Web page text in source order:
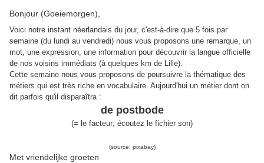
Bonjour (Goeiemorgen),
Voici notre instant néerlandais du jour, c'est-à-dire que 5 fois par
semaine (du lundi au vendredi) nous vous proposons une remarque, un
mot, une expression, une information pour découvrir la langue officielle
de nos voisins immédiats (à quelques km de Lille).
Cette semaine nous vous proposons de poursuivre la thématique des
métiers qui est très riche en vocabulaire. Aujourd'hui un métier dont on
dit parfois qu'il disparaîtra :
de postbode
(= le facteur; écoutez le fichier son)
(source: pixabay)
Met vriendelijke groeten